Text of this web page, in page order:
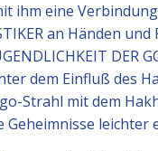
eine
an Händen
dem Einfluß des
mit dem
leichter